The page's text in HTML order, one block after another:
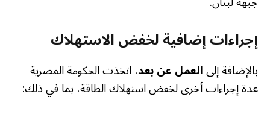
إجراءات إضافية لخفض الاستهلاك
بالإضافة إلىالعمل عن بعد، اتخذت الحكومة المصرية
عدة إجراءات أخرى لخفض استهلاك الطاقة، بما في ذلك: